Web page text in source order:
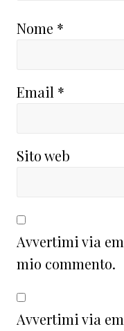
Nome *
Email *
Sito web
Avvertimi via
mio commento.
Avvertimi via